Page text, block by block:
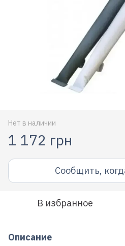
Нет в наличии
1 172 грн
Сообщить,
В избранное
Описание